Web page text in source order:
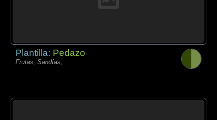
Plantilla: Pedazo
Frutas, Sandías,